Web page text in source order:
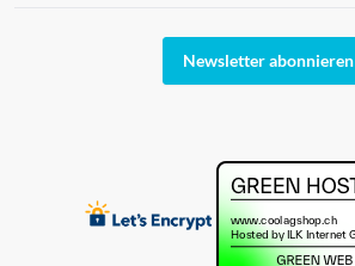
Newsletter abonnieren